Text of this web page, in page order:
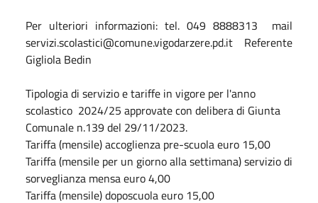
Per ulteriori informazioni: tel. 049 8888313 mail
servizi.scolastici@comune.vigodarzere.pd.it Referente
Gigliola Bedin
Tipologia di servizio e tariffe in vigore per l'anno
scolastico 2024/25 approvate con delibera di Giunta
Comunale n.139 del 29/11/2023.
Tariffa (mensile) accoglienza pre-scuola euro 15,00
Tariffa (mensile per un giorno alla settimana) servizio di
sorveglianza mensa euro 4,00
Tariffa (mensile) doposcuola euro 15,00